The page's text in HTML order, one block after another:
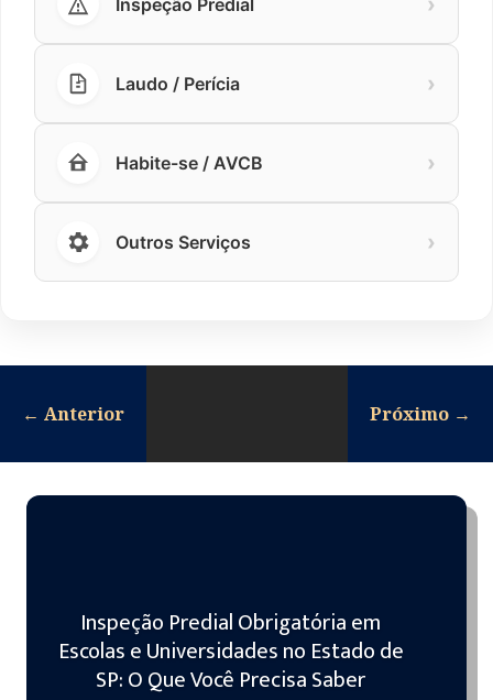
Laudo / Perícia ›
Habite-se / AVCB ›
Outros Serviços ›
← Anterior Próximo →
Inspeção Predial Obrigatória em
Escolas e Universidades no Estado de
SP: O Que Você Precisa Saber